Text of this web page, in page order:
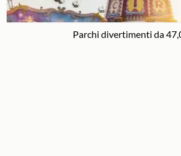
Parchi divertimenti da